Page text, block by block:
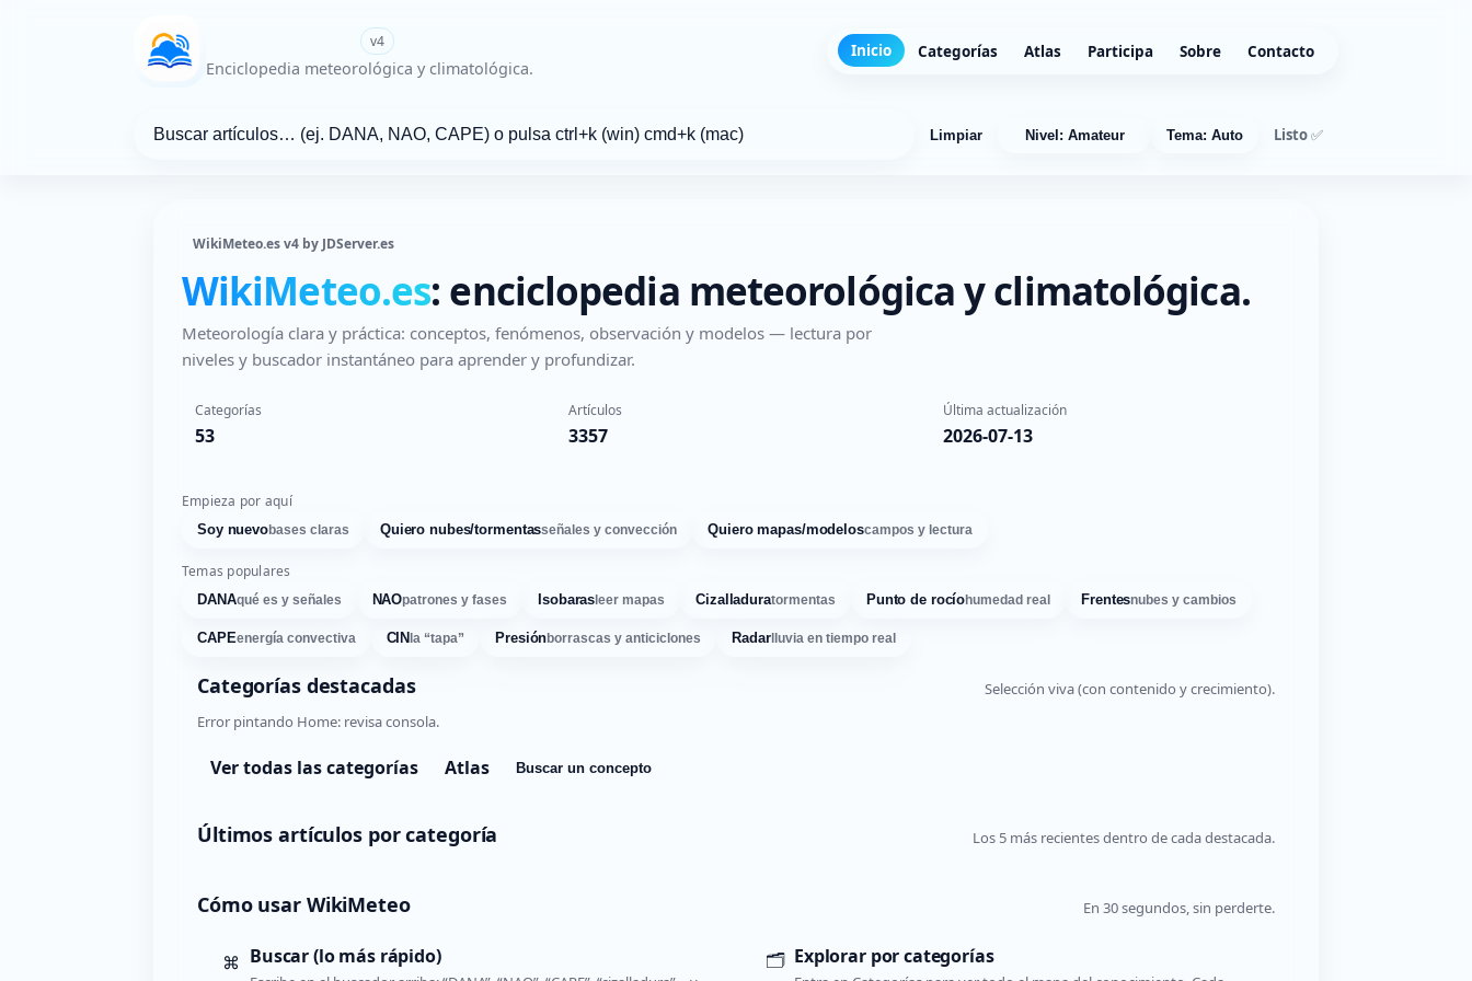
WikiMeteo.es v4
Enciclopedia meteorológica y climatológica.
Inicio Categorías Atlas Participa Sobre Contacto
Limpiar Nivel: Amateur Tema: Auto Listo ✅
WikiMeteo.es v4 by JDServer.es
WikiMeteo.es: enciclopedia meteorológica y climatológica.
Meteorología clara y práctica: conceptos, fenómenos, observación y modelos — lectura por
niveles y buscador instantáneo para aprender y profundizar.
Categorías
53
Artículos
3357
Última actualización
2026-07-13
Empieza por aquí
Soy nuevobases claras Quiero nubes/tormentasseñales y convección Quiero mapas/modeloscampos y lectura
Temas populares
DANAqué es y señales NAOpatrones y fases Isobarasleer mapas Cizalladuratormentas Punto de rocíohumedad real Frentesnubes y cambios
CAPEenergía convectiva CIN la “tapa” Presiónborrascas y anticiclones Radarlluvia en tiempo real
Categorías destacadas
Selección viva (con contenido y crecimiento).
Error pintando Home: revisa consola.
Ver todas las categorías Atlas Buscar un concepto
Últimos artículos por categoría Los 5 más recientes dentro de cada destacada.
Cómo usar WikiMeteo En 30 segundos, sin perderte.
⌘ Buscar (lo más rápido) 🗂️ Explorar por categorías